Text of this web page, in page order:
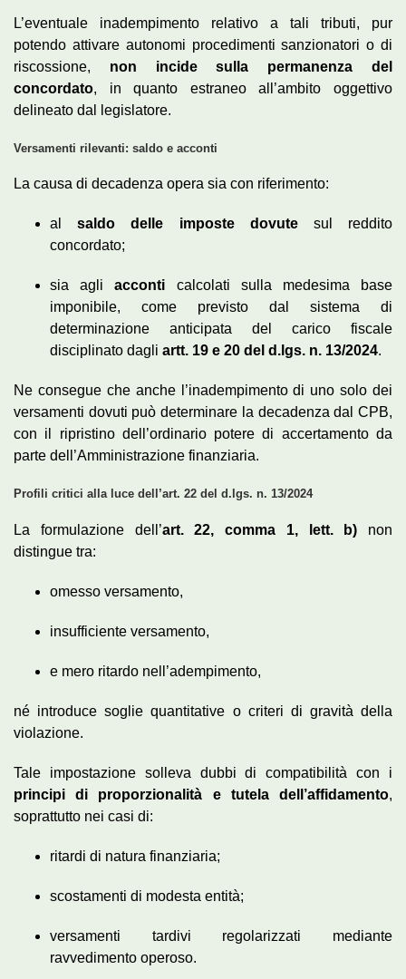
L’eventuale inadempimento relativo a tali tributi, pur
potendo attivare autonomi procedimenti sanzionatori o di
riscossione, non incide sulla permanenza del
concordato, in quanto estraneo all’ambito oggettivo
delineato dal legislatore.
Versamenti rilevanti: saldo e acconti
La causa di decadenza opera sia con riferimento:
alsaldo delle imposte dovutesul reddito
concordato;
sia agliacconti calcolati sulla medesima base
imponibile, come previsto dal sistema di
determinazione anticipata del carico fiscale
disciplinato dagli artt. 19 e 20 del d.lgs. n. 13/2024.
Ne consegue che anche l’inadempimento di uno solo dei
versamenti dovuti può determinare la decadenza dal CPB,
con il ripristino dell’ordinario potere di accertamento da
parte dell’Amministrazione finanziaria.
Profili critici alla luce dell’art. 22 del d.lgs. n. 13/2024
La formulazione dell’art. 22, comma 1, lett. b) non
distingue tra:
omesso versamento,
insufficiente versamento,
e mero ritardo nell’adempimento,
né introduce soglie quantitative o criteri di gravità della
violazione.
Tale impostazione solleva dubbi di compatibilità con i
principi di proporzionalità e tutela dell’affidamento,
soprattutto nei casi di:
ritardi di natura finanziaria;
scostamenti di modesta entità;
versamenti tardivi regolarizzati mediante
ravvedimento operoso.